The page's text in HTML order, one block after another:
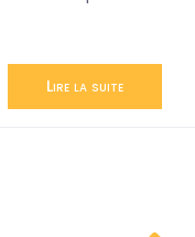
Lire la suite